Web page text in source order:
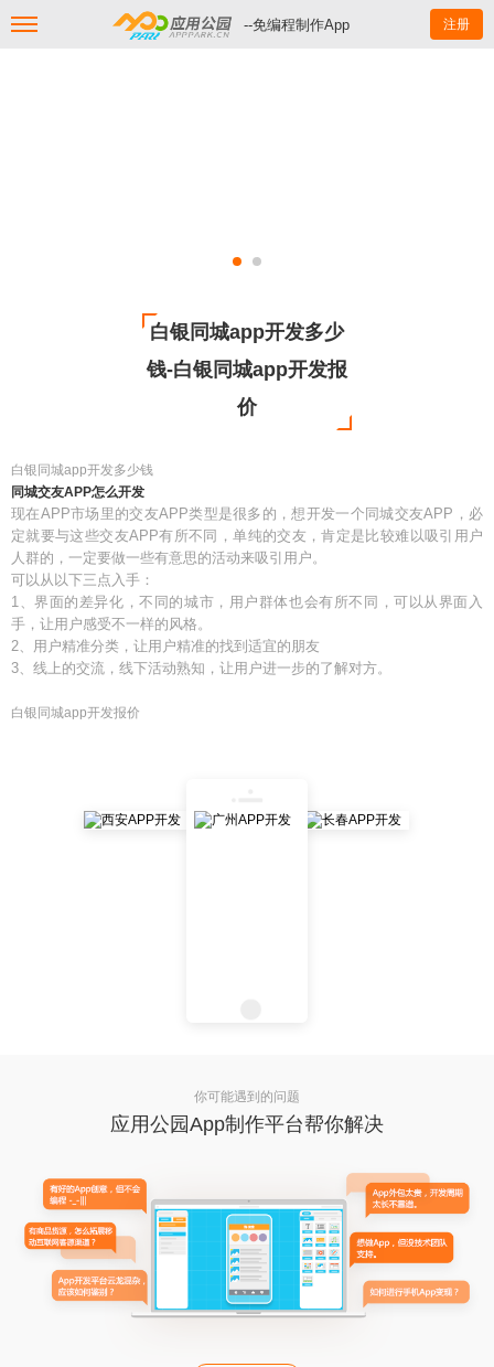
--免编程制作App 注册
白银同城app开发多少
钱-白银同城app开发报
价
白银同城app开发多少钱
同城交友APP怎么开发
现在APP市场里的交友APP类型是很多的，想开发一个同城交友APP，必
定就要与这些交友APP有所不同，单纯的交友，肯定是比较难以吸引用户
人群的，一定要做一些有意思的活动来吸引用户。
可以从以下三点入手：
1、界面的差异化，不同的城市，用户群体也会有所不同，可以从界面入
手，让用户感受不一样的风格。
2、用户精准分类，让用户精准的找到适宜的朋友
3、线上的交流，线下活动熟知，让用户进一步的了解对方。
白银同城app开发报价
你可能遇到的问题
应用公园App制作平台帮你解决